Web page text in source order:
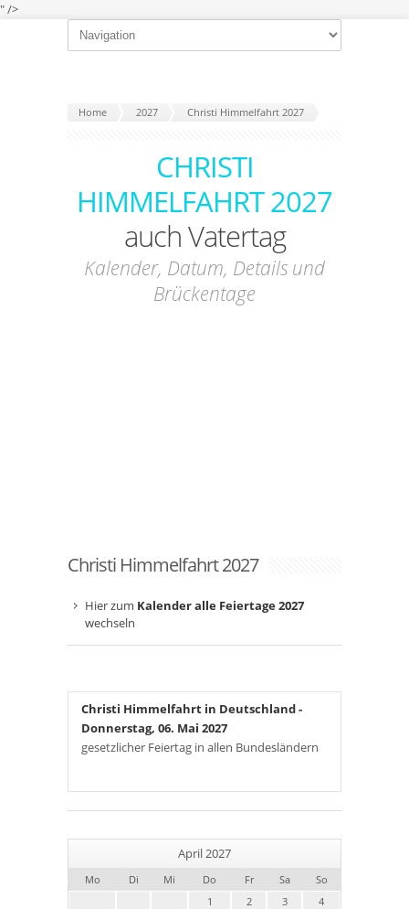
" />
Home 2027 Christi Himmelfahrt 2027
CHRISTI
HIMMELFAHRT 2027
auch Vatertag
Kalender, Datum, Details und
Brückentage
Christi Himmelfahrt 2027
Hier zum Kalender alle Feiertage 2027
wechseln
Christi Himmelfahrt in Deutschland-
Donnerstag, 06. Mai 2027
gesetzlicher Feiertag in allen Bundesländern
April 2027
Mo Di Mi Do Fr Sa
So
1
2 3
4